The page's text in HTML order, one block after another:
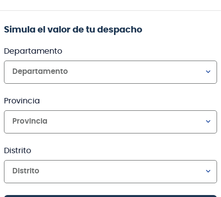
Simula el valor de tu despacho
Departamento
Departamento
Provincia
Provincia
Distrito
Distrito